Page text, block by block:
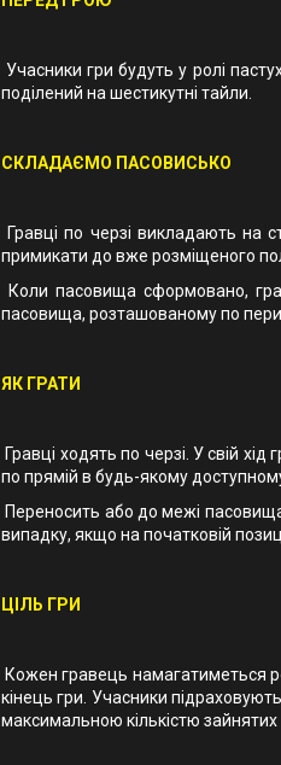
Учасники гри будуть у ролі
поділений на шестикутні тайли.
СКЛАДАЄМО ПАСОВИСЬКО
Гравці по черзі викладають
примикати до вже розміщеного
Коли пасовища сформовано,
пасовища, розташованому по
ЯК ГРАТИ
Гравці ходять по черзі. У свій
по прямій в будь-якому
Переносить або до межі
випадку, якщо на початковій
ЦІЛЬ ГРИ
Кожен гравець намагатиметься
кінець гри. Учасники
максимальною кількістю